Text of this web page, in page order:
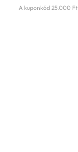
A kuponkód 25.000